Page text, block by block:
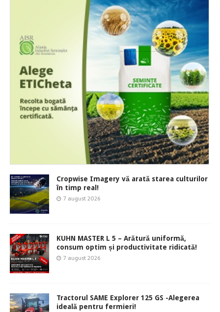
Cropwise Imagery vă arată starea culturilor
în timp real!
7 august 2026
KUHN MASTER L 5 – Arătură uniformă,
consum optim și productivitate ridicată!
7 august 2026
Tractorul SAME Explorer 125 GS -Alegerea
ideală pentru fermieri!